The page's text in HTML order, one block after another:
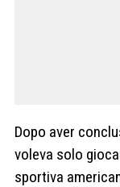
Dopo aver
voleva solo
sportiva